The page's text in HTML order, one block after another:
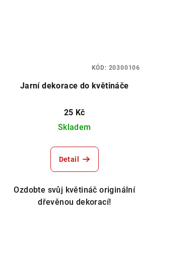
Jarní dekorace do květináče
25 Kč
Skladem
Detail
Ozdobte svůj květináč originální
dřevěnou dekorací!
KÓD: 20300106